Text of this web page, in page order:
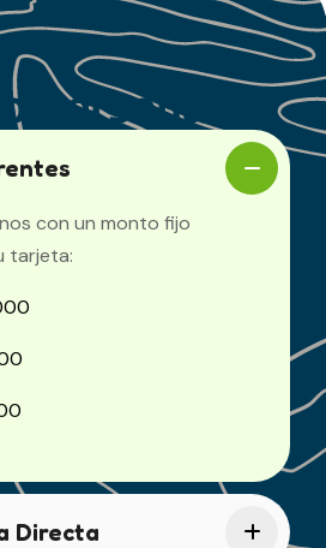
Persona
con un monto fijo
tarjeta:
Directa